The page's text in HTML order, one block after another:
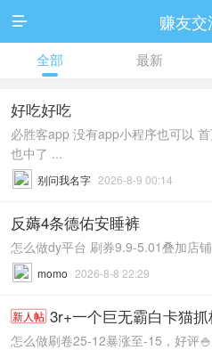
 赚友交
全部 最新
好吃好吃
必胜客app 没有app小程序也可以
也中了 ...
别问我名字 2026-8-9 00:14
反薅4条德佑安睡裤
怎么做dy平台 刷券9.9-5.01叠加店
momo 2026-8-8 22:29
新人帖 3r+一个巨无霸白卡猫抓
怎么做刷卷25-12暴涨至-15，好评